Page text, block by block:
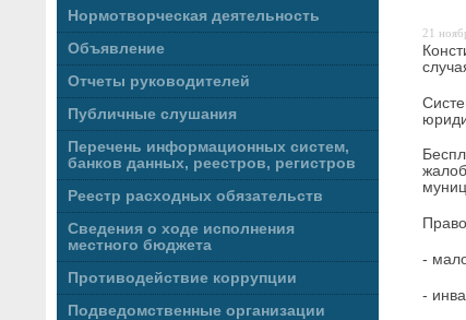
Нормотворческая деятельность
Объявление
Отчеты руководителей
Публичные слушания
Перечень информационных систем,
банков данных, реестров, регистров
Реестр расходных обязательств
Сведения о ходе исполнения
местного бюджета
Противодействие коррупции
Подведомственные организации
21
-
-